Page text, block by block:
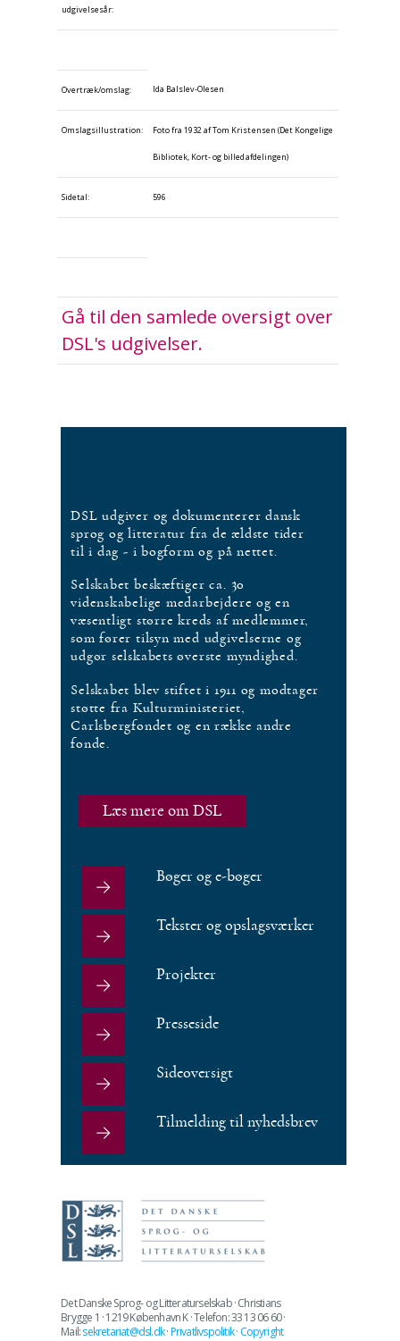
udgivelsesår:
Overtræk/omslag: Ida Balslev-Olesen
Omslagsillustration: Foto fra 1932 af Tom Kristensen (Det Kongelige
Bibliotek, Kort- og billedafdelingen)
Sidetal: 596
Gå til den samlede oversigt over
DSL's udgivelser.
DSL udgiver og dokumenterer dansk
sprog og litteratur fra de ældste tider
til i dag - i bogform og på nettet.
Selskabet beskæftiger ca. 30
videnskabelige medarbejdere og en
væsentligt større kreds af medlemmer,
som fører tilsyn med udgivelserne og
udgør selskabets øverste myndighed.
Selskabet blev stiftet i 1911 og modtager
støtte fra Kulturministeriet,
Carlsbergfondet og en række andre
fonde.
Læs mere om DSL
Bøger og e-bøger
Tekster og opslagsværker
Projekter
Presseside
Sideoversigt
Tilmelding til nyhedsbrev
Det Danske Sprog- og Litteraturselskab · Christians
Brygge 1 · 1219 København K · Telefon: 33 13 06 60 ·
Mail:sekretariat@dsl.dk· Privatlivspolitik· Copyright